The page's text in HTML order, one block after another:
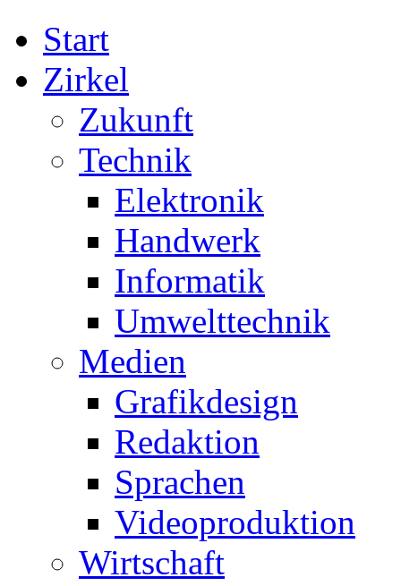
Start
Zirkel
Zukunft
Technik
Elektronik
Handwerk
Informatik
Umwelttechnik
Medien
Grafikdesign
Redaktion
Sprachen
Videoproduktion
Wirtschaft